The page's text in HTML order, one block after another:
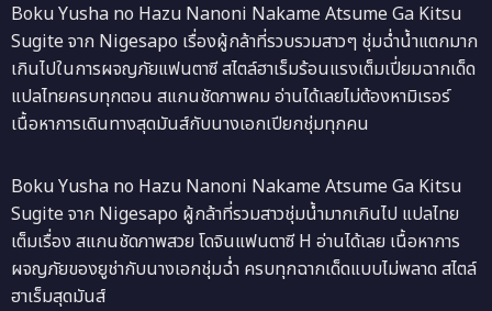
Boku Yusha no Hazu Nanoni Nakame Atsume Ga Kitsu
Sugite จาก Nigesapo เรื่องผู้กล้าที่รวบรวมสาวๆ ชุ่มฉ่ำน้ำแตกมาก
เกินไปในการผจญภัยแฟนตาซี สไตล์ฮาเร็มร้อนแรงเต็มเปี่ยมฉากเด็ด
แปลไทยครบทุกตอน สแกนชัดภาพคม อ่านได้เลยไม่ต้องหามิเรอร์
เนื้อหาการเดินทางสุดมันส์กับนางเอกเปียกชุ่มทุกคน
Boku Yusha no Hazu Nanoni Nakame Atsume Ga Kitsu
Sugite จาก Nigesapo ผู้กล้าที่รวมสาวชุ่มน้ำมากเกินไป แปลไทย
เต็มเรื่อง สแกนชัดภาพสวย โดจินแฟนตาซี H อ่านได้เลย เนื้อหาการ
ผจญภัยของยูช่ากับนางเอกชุ่มฉ่ำ ครบทุกฉากเด็ดแบบไม่พลาด สไตล์
ฮาเร็มสุดมันส์